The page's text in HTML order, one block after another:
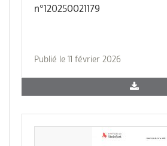
n°120250021179
Publié le 11 février 2026